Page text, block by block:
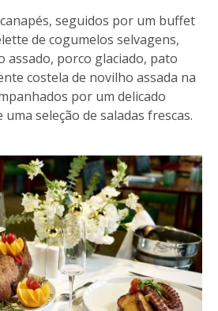
seguidos por um buffet
de cogumelos selvagens,
assado, porco glaciado, pato
costela de novilho assada na
por um delicado
seleção de saladas frescas.